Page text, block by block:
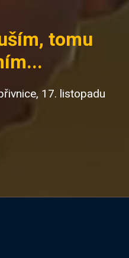
tomu
17. listopadu